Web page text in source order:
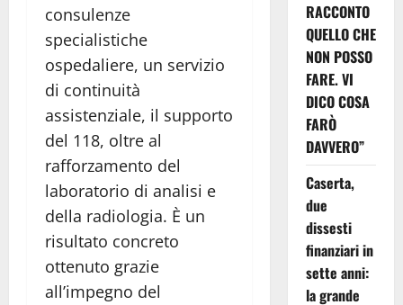
consulenze
specialistiche
ospedaliere, un servizio
di continuità
assistenziale, il supporto
del 118, oltre al
rafforzamento del
laboratorio di analisi e
della radiologia. È un
risultato concreto
ottenuto grazie
all’impegno del
RACCONTO
QUELLO CHE
NON POSSO
FARE. VI
DICO COSA
FARÒ
DAVVERO”
Caserta,
due
dissesti
finanziari in
sette anni:
la grande